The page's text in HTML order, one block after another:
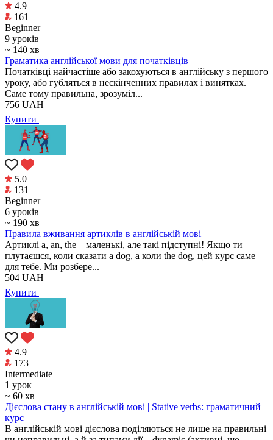
4.9
161
Beginner
9 уроків
~ 140 хв
Граматика англійської мови для початківців
Початківці найчастіше або закохуються в англійську з першого
уроку, або губляться в нескінченних правилах і винятках.
Саме тому правильна, зрозуміл...
756 UAH
Купити
5.0
131
Beginner
6 уроків
~ 190 хв
Правила вживання артиклів в англійській мові
Артиклі a, an, the – маленькі, але такі підступні! Якщо ти
плутаєшся, коли сказати a dog, а коли the dog, цей курс саме
для тебе. Ми розбере...
504 UAH
Купити
4.9
173
Intermediate
1 урок
~ 60 хв
Дієслова стану в англійській мові | Stative verbs: граматичний
курс
В англійській мові дієслова поділяються не лише на правильні